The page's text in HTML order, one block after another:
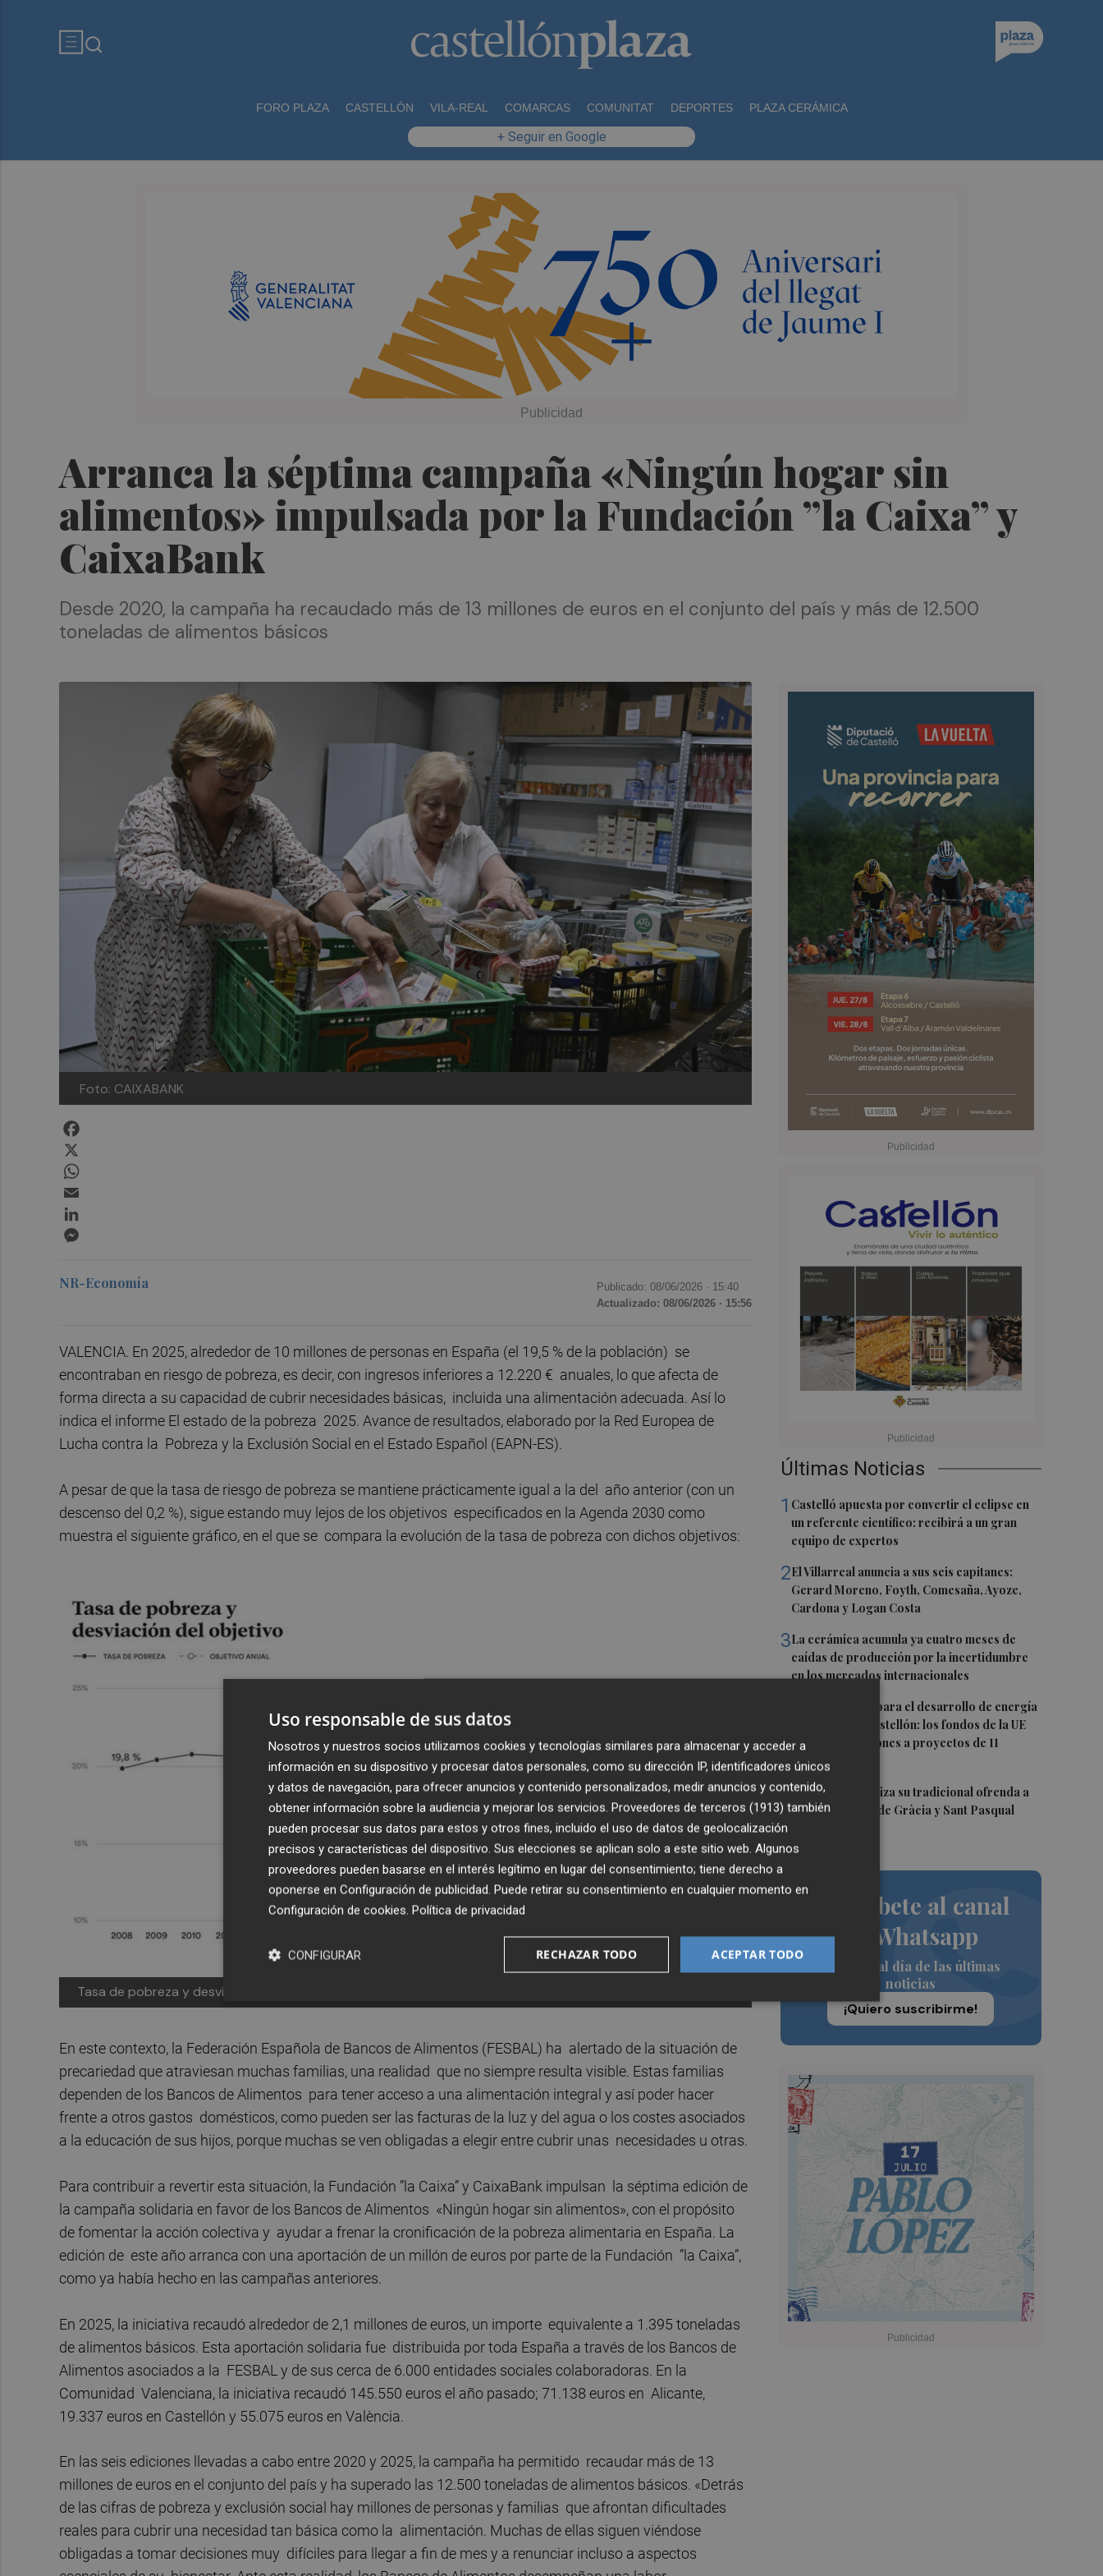
FORO PLAZA CASTELLÓN VILA-REAL COMARCAS COMUNITAT DEPORTES PLAZA CERÁMICA
+ Seguir en Google
Arranca la séptima campaña «Ningún hogar sin
alimentos» impulsada por la Fundación ”la Caixa” y
CaixaBank
Desde 2020, la campaña ha recaudado más de 13 millones de euros en el conjunto del país y más de 12.500
toneladas de alimentos básicos
Foto: CAIXABANK
Últimas Noticias
1 Castelló apuesta por convertir el eclipse en
un referente científico: recibirá a un gran
equipo de expertos
2El Villarreal anuncia a sus seis capitanes:
Gerard Moreno, Foyth, Comesaña, Ayoze,
Cardona y Logan Costa
3La cerámica acumula ya cuatro meses de
caídas de producción por la incertidumbre
en los mercados internacionales
Otra inyección para el desarrollo de energía
renovable en Castellón: los fondos de la UE
destinan 19 millones a proyectos de 11
municipios
5El Villarreal realiza su tradicional ofrenda a
la Mare de Déu de Gràcia y Sant Pasqual
Suscríbete al canal
de Whatsapp
Siempre al día de las últimas
noticias
¡Quiero suscribirme!
NR-Economía Publicado: 08/06/2026 · 15:40
Actualizado: 08/06/2026 · 15:56
VALENCIA. En 2025, alrededor de 10 millones de personas en España (el 19,5 % de la población) se
encontraban en riesgo de pobreza, es decir, con ingresos inferiores a 12.220 € anuales, lo que afecta de
forma directa a su capacidad de cubrir necesidades básicas, incluida una alimentación adecuada. Así lo
indica el informe El estado de la pobreza 2025. Avance de resultados, elaborado por la Red Europea de
Lucha contra la Pobreza y la Exclusión Social en el Estado Español (EAPN-ES).
A pesar de que la tasa de riesgo de pobreza se mantiene prácticamente igual a la del año anterior (con un
descenso del 0,2 %), sigue estando muy lejos de los objetivos especificados en la Agenda 2030 como
muestra el siguiente gráfico, en el que se compara la evolución de la tasa de pobreza con dichos objetivos:
Tasa de pobreza y desviación del objetivo -
En este contexto, la Federación Española de Bancos de Alimentos (FESBAL) ha alertado de la situación de
precariedad que atraviesan muchas familias, una realidad que no siempre resulta visible. Estas familias
dependen de los Bancos de Alimentos para tener acceso a una alimentación integral y así poder hacer
frente a otros gastos domésticos, como pueden ser las facturas de la luz y del agua o los costes asociados
a la educación de sus hijos, porque muchas se ven obligadas a elegir entre cubrir unas necesidades u otras.
Para contribuir a revertir esta situación, la Fundación ”la Caixa” y CaixaBank impulsan la séptima edición de
la campaña solidaria en favor de los Bancos de Alimentos «Ningún hogar sin alimentos», con el propósito
de fomentar la acción colectiva y ayudar a frenar la cronificación de la pobreza alimentaria en España. La
edición de este año arranca con una aportación de un millón de euros por parte de la Fundación ”la Caixa”,
como ya había hecho en las campañas anteriores.
En 2025, la iniciativa recaudó alrededor de 2,1 millones de euros, un importe equivalente a 1.395 toneladas
de alimentos básicos. Esta aportación solidaria fue distribuida por toda España a través de los Bancos de
Alimentos asociados a la FESBAL y de sus cerca de 6.000 entidades sociales colaboradoras. En la
Comunidad Valenciana, la iniciativa recaudó 145.550 euros el año pasado; 71.138 euros en Alicante,
19.337 euros en Castellón y 55.075 euros en València.
En las seis ediciones llevadas a cabo entre 2020 y 2025, la campaña ha permitido recaudar más de 13
millones de euros en el conjunto del país y ha superado las 12.500 toneladas de alimentos básicos. «Detrás
de las cifras de pobreza y exclusión social hay millones de personas y familias que afrontan dificultades
reales para cubrir una necesidad tan básica como la alimentación. Muchas de ellas siguen viéndose
obligadas a tomar decisiones muy difíciles para llegar a fin de mes y a renunciar incluso a aspectos
Uso responsable de sus datos
Nosotros y nuestros socios utilizamos cookies y tecnologías similares para almacenar y acceder a
información en su dispositivo y procesar datos personales, como su dirección IP, identificadores únicos
y datos de navegación, para ofrecer anuncios y contenido personalizados, medir anuncios y contenido,
obtener información sobre la audiencia y mejorar los servicios. Proveedores de terceros (1913) también
pueden procesar sus datos para estos y otros fines, incluido el uso de datos de geolocalización
precisos y características del dispositivo. Sus elecciones se aplican solo a este sitio web. Algunos
proveedores pueden basarse en el interés legítimo en lugar del consentimiento; tiene derecho a
oponerse en Configuración de publicidad. Puede retirar su consentimiento en cualquier momento en
Configuración de cookies. Política de privacidad
ACEPTAR TODO
RECHAZAR TODO
CONFIGURAR